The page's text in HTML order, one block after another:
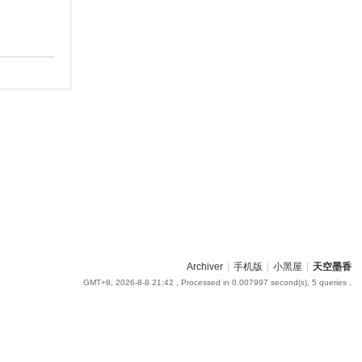
Archiver 手机版 小黑屋 天空墨香
GMT+8, 2026-8-8 21:42 , Processed in 0.007997 second(s), 5 queries .